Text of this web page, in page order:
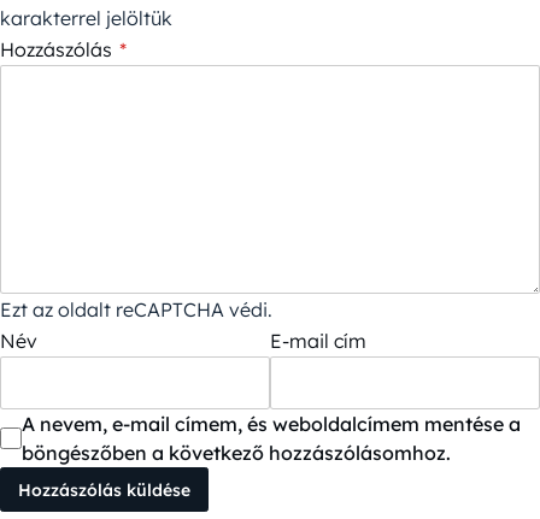
karakterrel jelöltük
Hozzászólás *
Ezt az oldalt reCAPTCHA védi.
Név
E-mail cím
A nevem, e-mail címem, és weboldalcímem mentése a
böngészőben a következő hozzászólásomhoz.